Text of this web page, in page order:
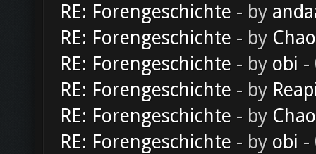
RE: Forengeschichte - by
RE: Forengeschichte - by
RE: Forengeschichte - by obi -
RE: Forengeschichte - by
RE: Forengeschichte - by
RE: Forengeschichte - by obi -